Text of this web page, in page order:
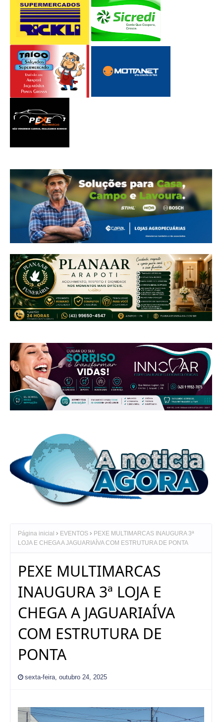
Página inicial EVENTOS
PEXE MULTIMARCAS INAUGURA 3ª
LOJA E CHEGA A JAGUARIAÍVA COM ESTRUTURA DE PONTA
PEXE MULTIMARCAS
INAUGURA 3ª LOJA E
CHEGA A JAGUARIAÍVA
COM ESTRUTURA DE
PONTA
sexta-feira, outubro 24, 2025